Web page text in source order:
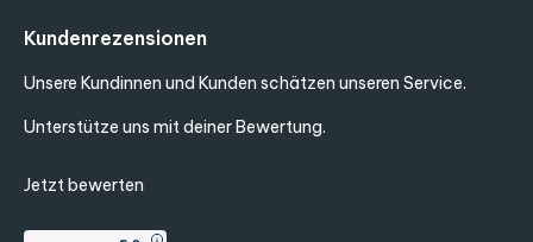
Kundenrezensionen
Unsere Kundinnen und Kunden schätzen unseren Service.
Unterstütze uns mit deiner Bewertung.
Jetzt bewerten